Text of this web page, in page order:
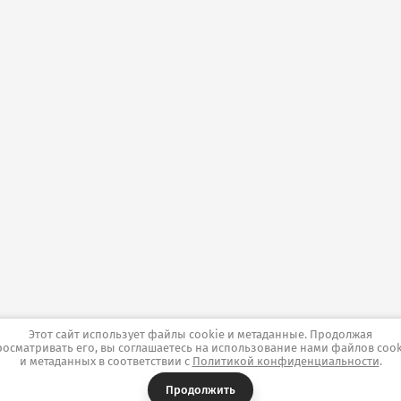
Этот сайт использует файлы cookie и метаданные. Продолжая
его, вы соглашаетесь на использование нами файлов
и метаданных в соответствии с Политикой конфиденциальности.
Продолжить